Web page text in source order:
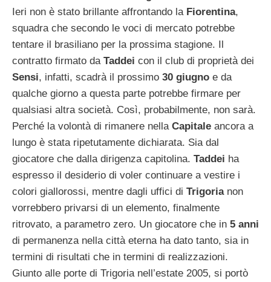
Ieri non è stato brillante affrontando la Fiorentina,
squadra che secondo le voci di mercato potrebbe
tentare il brasiliano per la prossima stagione. Il
contratto firmato da Taddei con il club di proprietà dei
Sensi, infatti, scadrà il prossimo 30 giugno e da
qualche giorno a questa parte potrebbe firmare per
qualsiasi altra società. Così, probabilmente, non sarà.
Perché la volontà di rimanere nella Capitale ancora a
lungo è stata ripetutamente dichiarata. Sia dal
giocatore che dalla dirigenza capitolina. Taddei ha
espresso il desiderio di voler continuare a vestire i
colori giallorossi, mentre dagli uffici di Trigoria non
vorrebbero privarsi di un elemento, finalmente
ritrovato, a parametro zero. Un giocatore che in 5 anni
di permanenza nella città eterna ha dato tanto, sia in
termini di risultati che in termini di realizzazioni.
Giunto alle porte di Trigoria nell’estate 2005, si portò